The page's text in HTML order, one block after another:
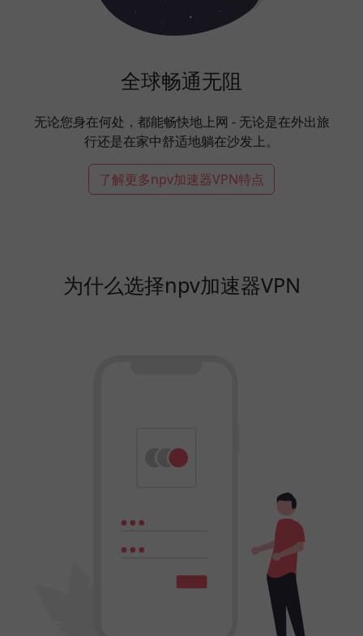
全球畅通无阻
无论您身在何处，都能畅快地上网 - 无论是在外出旅
行还是在家中舒适地躺在沙发上。
了解更多npv加速器VPN特点
为什么选择npv加速器VPN